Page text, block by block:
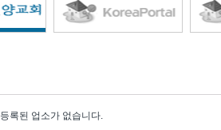
등록된 업소가 없습니다.